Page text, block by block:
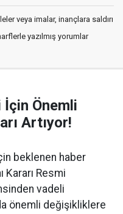
veya imalar, inançlara saldırı
yazılmış yorumlar
Önemli
Artıyor!
beklenen haber
Kararı Resmi
vadeli
önemli değişikliklere